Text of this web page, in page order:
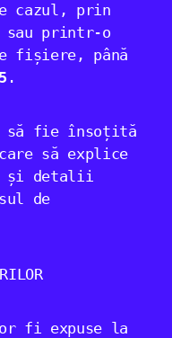
cazul, prin
sau printr-o
fișiere, până
.
să fie însoțită
să explice
și detalii
de
fi expuse la